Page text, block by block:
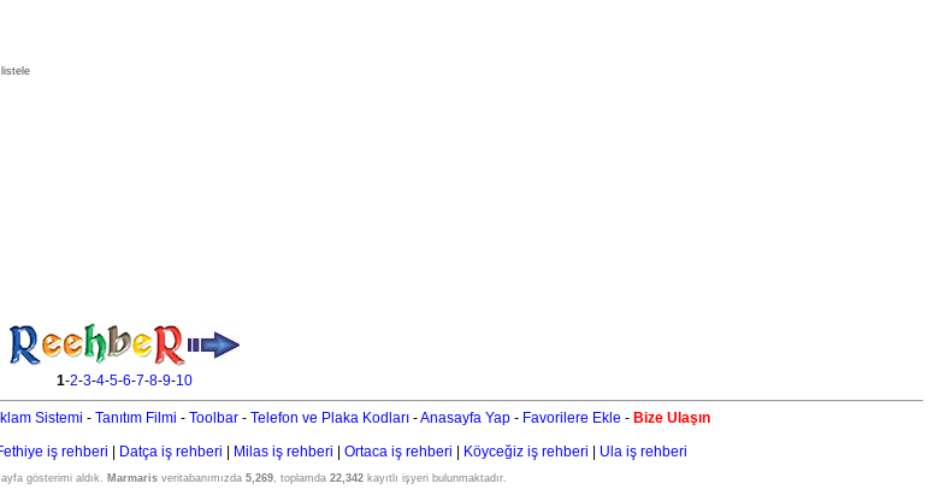
1-2-3-4-5-6-7-8-9-10
Sistemi - Tanıtım Filmi - Toolbar - Telefon ve Plaka Kodları -Anasayfa Yap - Favorilere Ekle - Bize Ulaşın
iş rehberi Datça iş rehberi Milas iş rehberi Ortaca iş rehberi Köyceğiz iş rehberi Ula iş rehberi
gösterimi aldık. Marmarisveritabanımızda 5,269, toplamda 22,342kayıtlı işyeri bulunmaktadır.